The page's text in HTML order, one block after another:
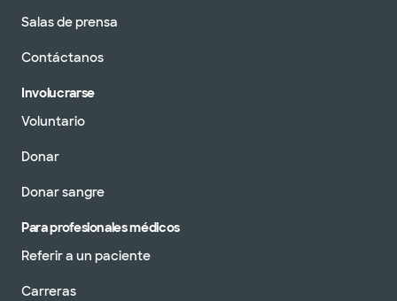
Salas de prensa
Contáctanos
Involucrarse
Voluntario
Donar
Donar sangre
Para profesionales médicos
Referir a un paciente
Carreras